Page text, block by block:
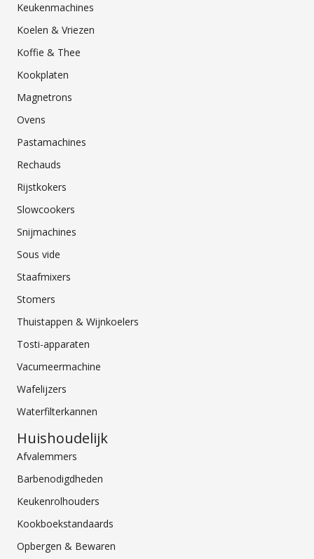
Keukenmachines
Koelen & Vriezen
Koffie & Thee
Kookplaten
Magnetrons
Ovens
Pastamachines
Rechauds
Rijstkokers
Slowcookers
Snijmachines
Sous vide
Staafmixers
Stomers
Thuistappen & Wijnkoelers
Tosti-apparaten
Vacumeermachine
Wafelijzers
Waterfilterkannen
Huishoudelijk
Afvalemmers
Barbenodigdheden
Keukenrolhouders
Kookboekstandaards
Opbergen & Bewaren